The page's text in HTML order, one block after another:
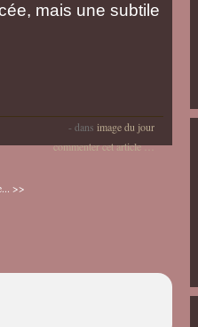
mais une subtile
- dans image du jour
commenter cet article…
>>